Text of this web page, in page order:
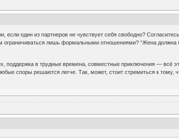
один из партнеров не чувствует себя свободно?
лишь формальными отношениями? “Жена должна
в трудные времена, совместные приключения — всё
споры решаются легче. Так, может, стоит стремиться к тому,